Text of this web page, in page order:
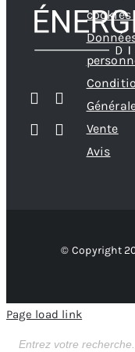
la
page
du
cookies
Vente
Avis
© Copyright
Page load link
de